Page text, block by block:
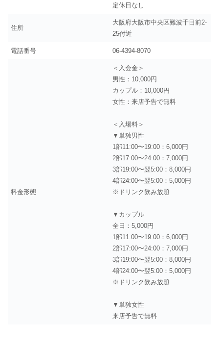
定休日なし
住所
大阪府大阪市中央区難波千日前2-
25付近
電話番号 06-4394-8070
料金形態
＜入会金＞
男性：10,000円
カップル：10,000円
女性：来店予告で無料
＜入場料＞
▼単独男性
1部11:00〜19:00：6,000円
2部17:00〜24:00：7,000円
3部19:00〜翌5:00：8,000円
4部24:00〜翌5:00：5,000円
※ドリンク飲み放題
▼カップル
全日：5,000円
1部11:00〜19:00：6,000円
2部17:00〜24:00：7,000円
3部19:00〜翌5:00：8,000円
4部24:00〜翌5:00：5,000円
※ドリンク飲み放題
▼単独女性
来店予告で無料